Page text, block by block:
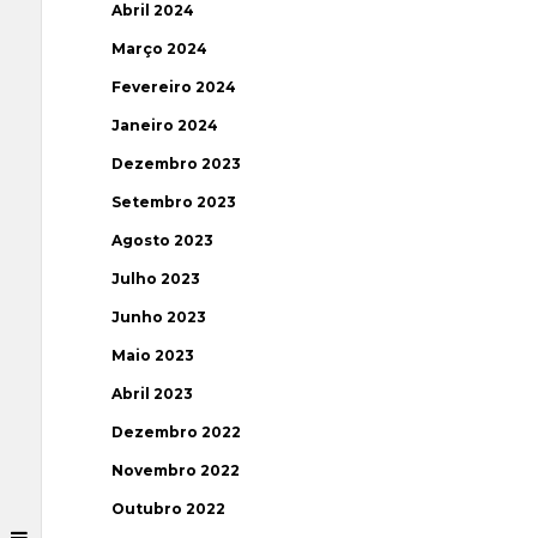
Abril 2024
Março 2024
Fevereiro 2024
Janeiro 2024
Dezembro 2023
Setembro 2023
Agosto 2023
Julho 2023
Junho 2023
Maio 2023
Abril 2023
Dezembro 2022
Novembro 2022
Outubro 2022